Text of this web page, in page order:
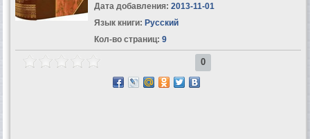
Дата добавления: 2013-11-01
Язык книги: Русский
Кол-во страниц: 9
0